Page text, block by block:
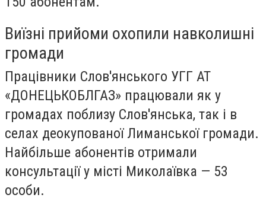
Виїзні прийоми охопили навколишні
громади
Працівники Слов'янського УГГ АТ
«ДОНЕЦЬКОБЛГАЗ» працювали як у
громадах поблизу Слов'янська, так і в
селах деокупованої Лиманської громади.
Найбільше абонентів отримали
консультації у місті Миколаївка — 53
особи.